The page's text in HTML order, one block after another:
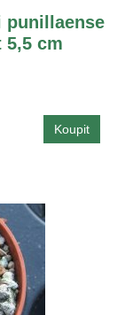
punillaense
5,5 cm